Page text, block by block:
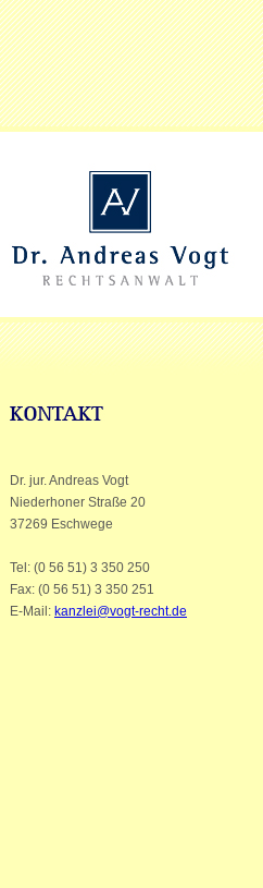
Dr. jur. Andreas Vogt
Niederhoner Straße 20
37269 Eschwege
Tel: (0 56 51) 3 350 250
Fax: (0 56 51) 3 350 251
E-Mail: kanzlei@vogt-recht.de